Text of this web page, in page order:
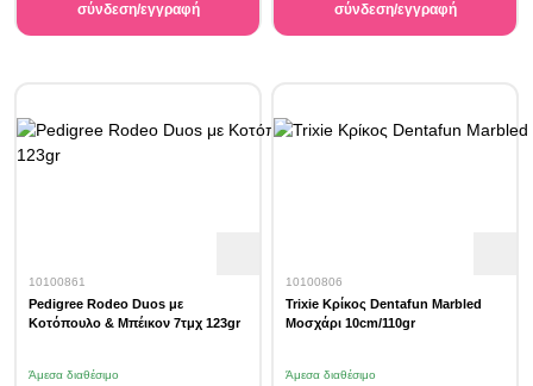
σύνδεση/εγγραφή σύνδεση/εγγραφή
10100861
Pedigree Rodeo Duos με
Κοτόπουλο & Μπέικον 7τμχ 123gr
Άμεσα διαθέσιμο
10100806
Trixie Κρίκος Dentafun Marbled
Μοσχάρι 10cm/110gr
Άμεσα διαθέσιμο